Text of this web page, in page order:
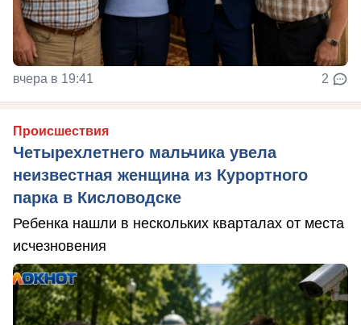
вчера в 19:41 2
Происшествия
Четырехлетнего мальчика увела
неизвестная женщина из Курортного
парка в Кисловодске
Ребенка нашли в нескольких кварталах от места
исчезновения